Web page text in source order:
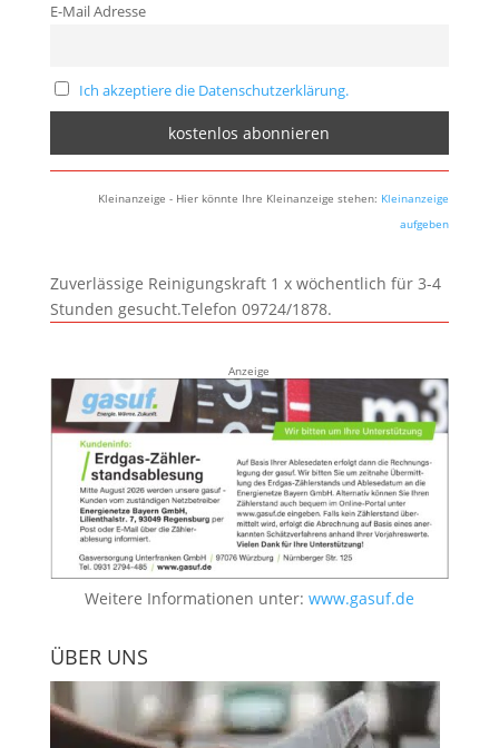
E-Mail Adresse
Ich akzeptiere die Datenschutzerklärung.
Kleinanzeige - Hier könnte Ihre Kleinanzeige stehen: Kleinanzeige
aufgeben
Zuverlässige Reinigungskraft 1 x wöchentlich für 3-4
Stunden gesucht.Telefon 09724/1878.
Anzeige
Weitere Informationen unter: www.gasuf.de
ÜBER UNS